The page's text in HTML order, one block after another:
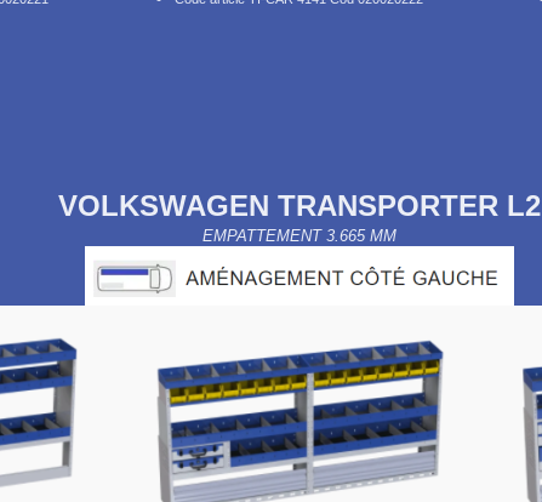
VOLKSWAGEN TRANSPORTER L2
EMPATTEMENT 3.665 MM